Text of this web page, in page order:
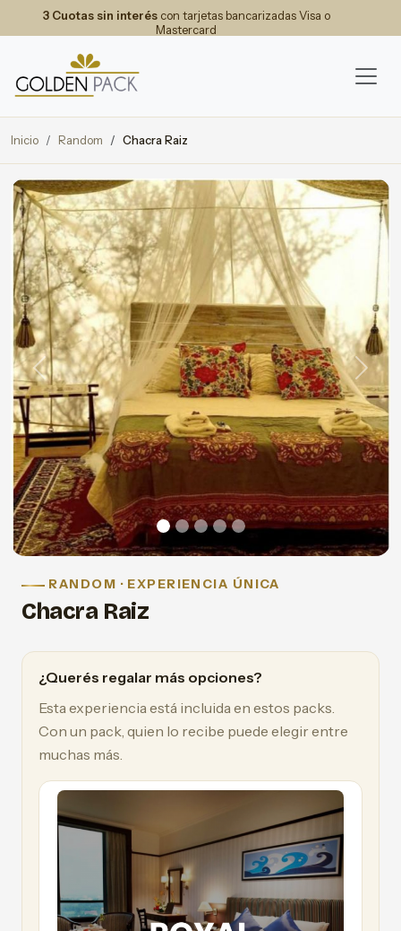
3 Cuotas sin interéscon tarjetas bancarizadas Visa o
Mastercard
Inicio Random Chacra Raiz
Previous Next
RANDOM · EXPERIENCIA ÚNICA
Chacra Raiz
¿Querés regalar más opciones?
Esta experiencia está incluida en estos packs.
Con un pack, quien lo recibe puede elegir entre
muchas más.